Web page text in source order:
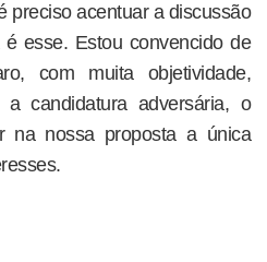
preciso acentuar a discussão
esse. Estou convencido de
com muita objetividade,
candidatura adversária, o
na nossa proposta a única